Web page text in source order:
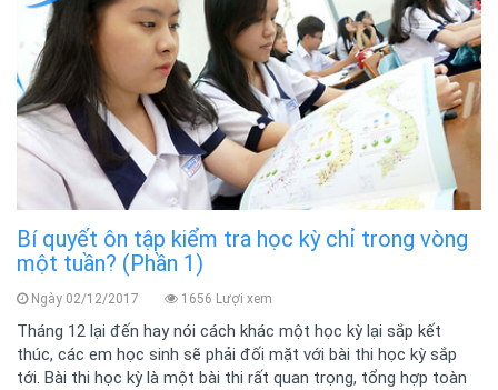
Bí quyết ôn tập kiểm tra học kỳ chỉ trong vòng
một tuần? (Phần 1)
Ngày 02/12/2017 1656 Lượi xem
Tháng 12 lại đến hay nói cách khác một học kỳ lại sắp kết
thúc, các em học sinh sẽ phải đối mặt với bài thi học kỳ sắp
tới. Bài thi học kỳ là một bài thi rất quan trọng, tổng hợp toàn